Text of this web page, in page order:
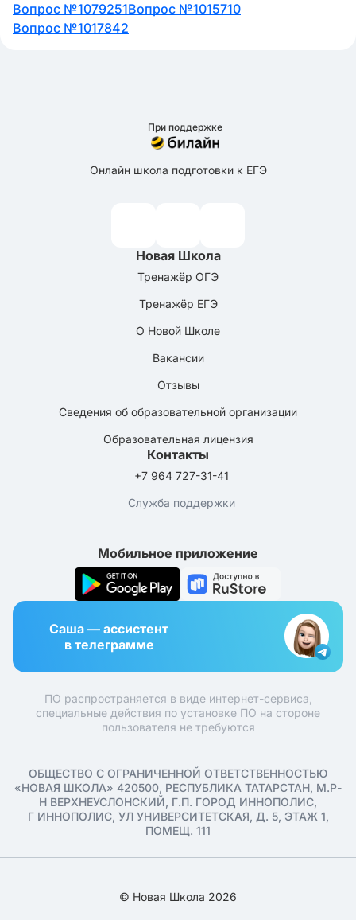
Вопрос №1079251Вопрос №1015710
Вопрос №1017842
При поддержке
Онлайн школа подготовки к ЕГЭ
Новая Школа
Тренажёр ОГЭ
Тренажёр ЕГЭ
О Новой Школе
Вакансии
Отзывы
Сведения об образовательной организации
Образовательная лицензия
Контакты
+7 964 727-31-41
Служба поддержки
Мобильное приложение
Саша — ассистент
в телеграмме
ПО распространяется в виде интернет-сервиса,
специальные действия по установке ПО на стороне
пользователя не требуются
ОБЩЕСТВО С ОГРАНИЧЕННОЙ ОТВЕТСТВЕННОСТЬЮ
«НОВАЯ ШКОЛА» 420500, РЕСПУБЛИКА ТАТАРСТАН, М.Р-
Н ВЕРХНЕУСЛОНСКИЙ, Г.П. ГОРОД ИННОПОЛИС,
Г ИННОПОЛИС, УЛ УНИВЕРСИТЕТСКАЯ, Д. 5, ЭТАЖ 1,
ПОМЕЩ. 111
© Новая Школа 2026